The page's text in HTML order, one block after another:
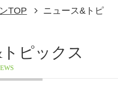
TOP
ニュース&トピ
ピックス